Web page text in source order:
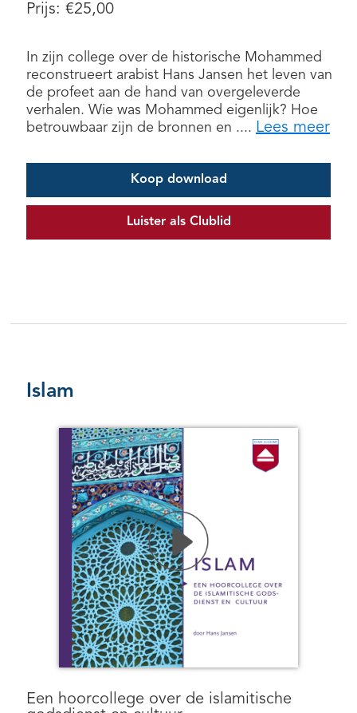
Prijs: €25,00
In zijn college over de historische Mohammed
reconstrueert arabist Hans Jansen het leven van
de profeet aan de hand van overgeleverde
verhalen. Wie was Mohammed eigenlijk? Hoe
betrouwbaar zijn de bronnen en .... Lees meer
Koop download
Luister als Clublid
Islam
Een hoorcollege over de islamitische